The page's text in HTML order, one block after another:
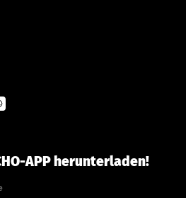
APP herunterladen!